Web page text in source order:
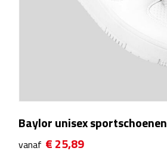
Zelfklevende memo's
Bluetooth hoofdtelefoons
Baylor unisex sportschoenen
vanaf € 25,89